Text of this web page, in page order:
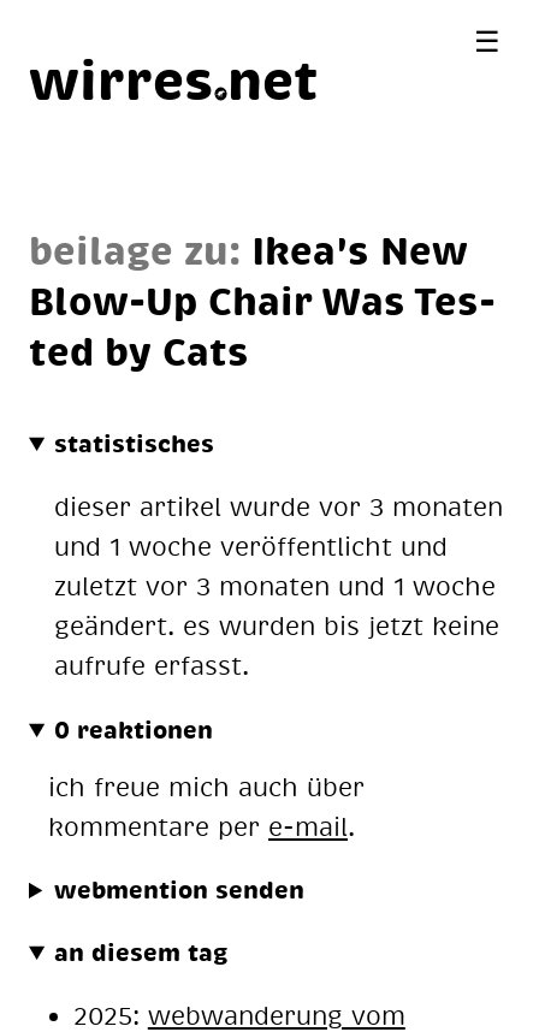
wirres net
beilage zu: Ike­a's New
Blow-Up Chair Was Tes­
ted by Cats
statistisches
dieser artikel wurde vor 3 monaten
und 1 woche veröffentlicht und
zuletzt vor 3 monaten und 1 woche
geändert. es wurden bis jetzt keine
aufrufe erfasst.
0 reaktionen
ich freue mich auch über
kommentare per e-mail.
webmention senden
an diesem tag
2025: webwanderung vom
☰